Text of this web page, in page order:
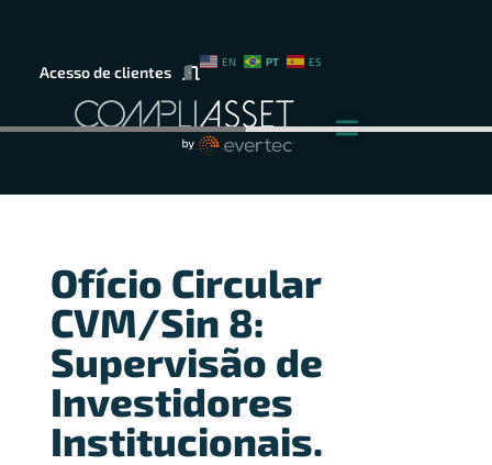
Acesso de clientes
EN PT ES
Ofício Circular
CVM/Sin 8:
Supervisão de
Investidores
Institucionais.